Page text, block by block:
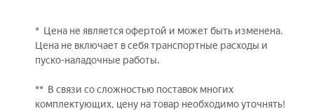
* Цена не является офертой и может быть изменена.
Цена не включает в себя транспортные расходы и
пуско-наладочные работы.
** В связи со сложностью поставок многих
комплектующих, цену на товар необходимо уточнять!